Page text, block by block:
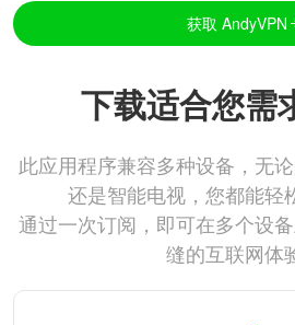
获取 AndyVPN
下载适合您需
此应用程序兼容多种设备，无
还是智能电视，您都能轻
通过一次订阅，即可在多个设
缝的互联网体